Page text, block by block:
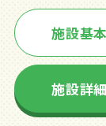
施設基
施設詳